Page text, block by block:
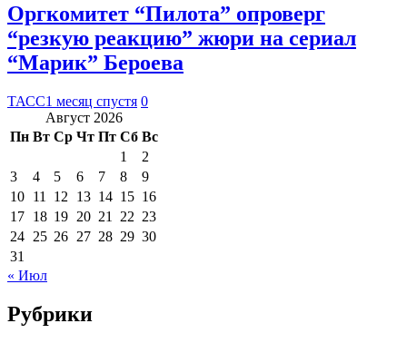
Оргкомитет “Пилота” опроверг
“резкую реакцию” жюри на сериал
“Марик” Бероева
ТАСС1 месяц спустя 0
Август 2026
Пн Вт Ср Чт Пт Сб Вс
1
2
3
4 5 6 7 8
9
10 11 12 13 14 15 16
17 18 19 20 21 22 23
24 25 26 27 28 29 30
31
« Июл
Рубрики